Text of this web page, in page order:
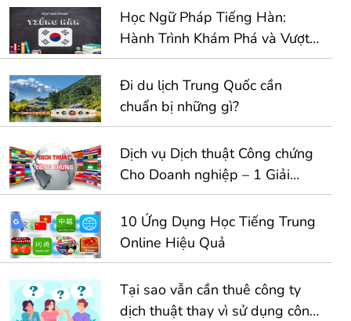
Học Ngữ Pháp Tiếng Hàn:
Hành Trình Khám Phá và Vượt
Qua Thử Thách
Đi du lịch Trung Quốc cần
chuẩn bị những gì?
Dịch vụ Dịch thuật Công chứng
Cho Doanh nghiệp – 1 Giải
Pháp Toàn Diện Cho Hồ Sơ
Kinh Doanh Quốc Tế
10 Ứng Dụng Học Tiếng Trung
Online Hiệu Quả
Tại sao vẫn cần thuê công ty
dịch thuật thay vì sử dụng công